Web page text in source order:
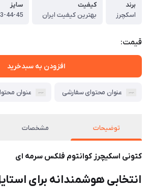
برند
اسکچرز
کیفیت
بهترین کیفیت ایران
سایز
44-45
قیمت:
افزودن به سبدخرید
عنوان محتوای سفارشی عنوان
توضیحات مشخصات
کتونی اسکیچرز کوانتوم فلکس سرمه ای
انتخابی هوشمندانه برای